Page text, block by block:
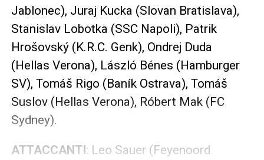
Jablonec), Juraj Kucka (Slovan Bratislava),
Stanislav Lobotka (SSC Napoli), Patrik
Hrošovský (K.R.C. Genk), Ondrej Duda
(Hellas Verona), László Bénes (Hamburger
SV), Tomáš Rigo (Baník Ostrava), Tomáš
Suslov (Hellas Verona), Róbert Mak (FC
Sydney).
ATTACCANTI: Leo Sauer (Feyenoord